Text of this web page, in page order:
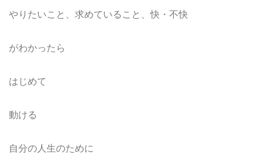
やりたいこと、求めていること、快・不快
がわかったら
はじめて
動ける
自分の人生のために